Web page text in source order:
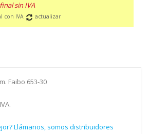
sin IVA
con IVA actualizar
Faibo 653-30
Llámanos, somos distribuidores